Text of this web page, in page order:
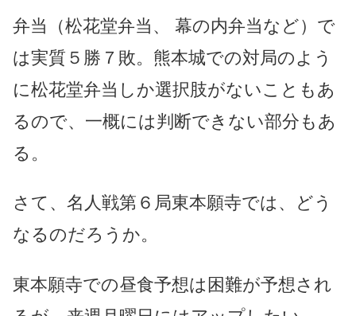
弁当（松花堂弁当、 幕の内弁当など）で
は実質５勝７敗。熊本城での対局のよう
に松花堂弁当しか選択肢がないこともあ
るので、一概には判断できない部分もあ
る。
さて、名人戦第６局東本願寺では、どう
なるのだろうか。
東本願寺での昼食予想は困難が予想され